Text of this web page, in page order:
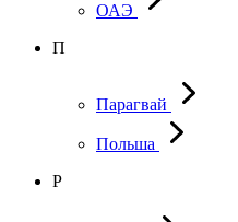
ОАЭ
П
Парагвай
Польша
Р